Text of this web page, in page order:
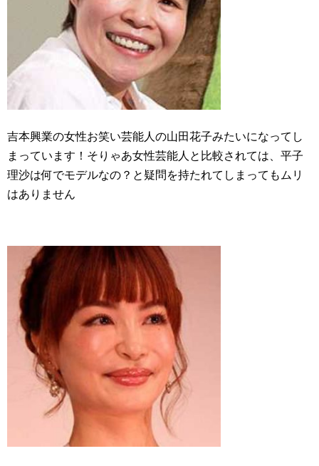
吉本興業の女性お笑い芸能人の山田花子みたいになってし
まっています！そりゃあ女性芸能人と比較されては、平子
理沙は何でモデルなの？と疑問を持たれてしまってもムリ
はありません